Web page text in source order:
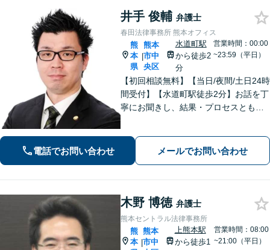
井手 俊輔 弁護士
春田法律事務所 熊本オフィス
熊
本
県
|
熊本
市中
央区
水道町駅
から徒歩2
分
営業時間：00:00
~23:59（平日）
【初回相談無料】【当日/夜間/土日24時
間受付】【水道町駅徒歩2分】お話を丁
寧にお聞きし、結果・プロセスともに
電話でお問い合わせ メールでお問い合わせ
木野 博徳 弁護士
熊本セントラル法律事務所
熊
本 |
熊本
市中
上熊本駅
から徒歩1
営業時間：08:00
~21:00（平日）